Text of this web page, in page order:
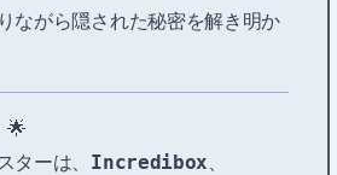
ながら隠された秘密を解き明か
🌟
ターは、 Incredibox